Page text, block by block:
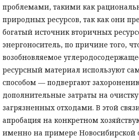
проблемами, такими как
природных ресурсов, так как они
богатый источник вторичных
энергоноситель, по причине того,
возобновляемое
ресурсный материал используют
способом — подвергают
дополнительные затраты на
загрязненных отходами. В этой
апробация на конкретном
именно на примере Новосибирской